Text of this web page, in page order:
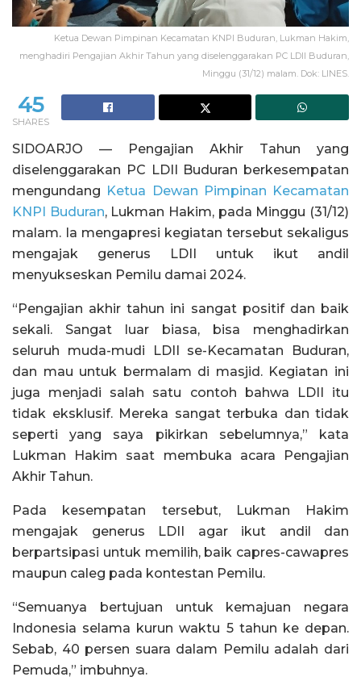
Ketua Dewan Pimpinan Kecamatan KNPI Buduran, Lukman Hakim,
menghadiri Pengajian Akhir Tahun yang diselenggarakan PC LDII Buduran,
Minggu (31/12) malam. Dok: LINES.
45
SHARES
SIDOARJO — Pengajian Akhir Tahun yang
diselenggarakan PC LDII Buduran berkesempatan
mengundang Ketua Dewan Pimpinan Kecamatan
KNPI Buduran, Lukman Hakim, pada Minggu (31/12)
malam. Ia mengapresi kegiatan tersebut sekaligus
mengajak generus LDII untuk ikut andil
menyukseskan Pemilu damai 2024.
“Pengajian akhir tahun ini sangat positif dan baik
sekali. Sangat luar biasa, bisa menghadirkan
seluruh muda-mudi LDII se-Kecamatan Buduran,
dan mau untuk bermalam di masjid. Kegiatan ini
juga menjadi salah satu contoh bahwa LDII itu
tidak eksklusif. Mereka sangat terbuka dan tidak
seperti yang saya pikirkan sebelumnya,” kata
Lukman Hakim saat membuka acara Pengajian
Akhir Tahun.
Pada kesempatan tersebut, Lukman Hakim
mengajak generus LDII agar ikut andil dan
berpartsipasi untuk memilih, baik capres-cawapres
maupun caleg pada kontestan Pemilu.
“Semuanya bertujuan untuk kemajuan negara
Indonesia selama kurun waktu 5 tahun ke depan.
Sebab, 40 persen suara dalam Pemilu adalah dari
Pemuda,” imbuhnya.